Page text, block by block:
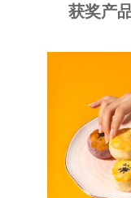
获奖产